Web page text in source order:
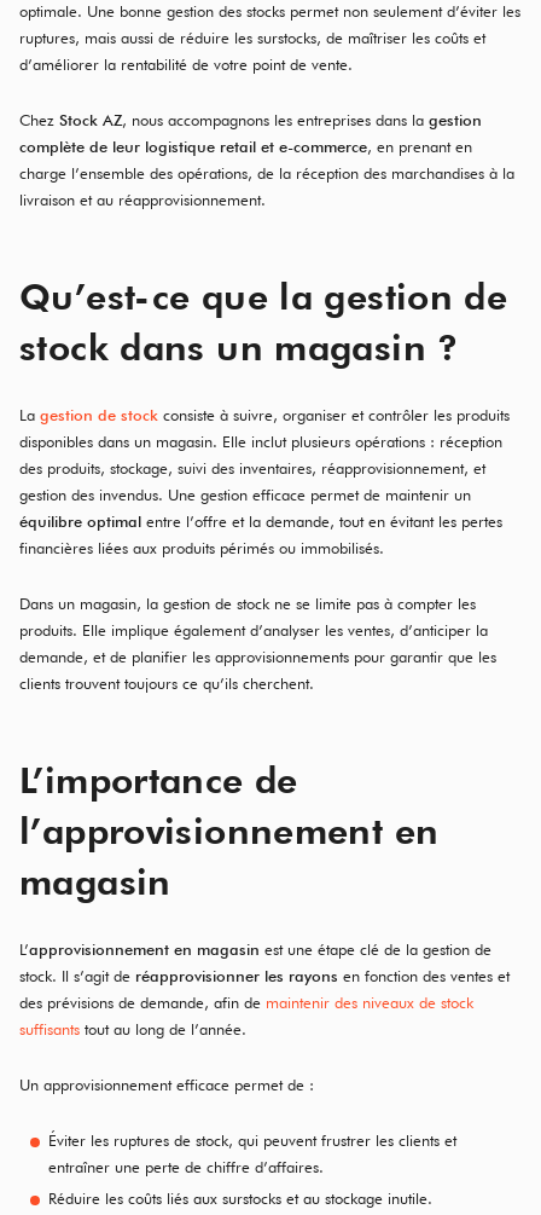
optimale. Une bonne gestion des stocks permet non seulement d’éviter les
ruptures, mais aussi de réduire les surstocks, de maîtriser les coûts et
d’améliorer la rentabilité de votre point de vente.
Chez Stock AZ, nous accompagnons les entreprises dans la gestion
complète de leur logistique retail et e-commerce, en prenant en
charge l’ensemble des opérations, de la réception des marchandises à la
livraison et au réapprovisionnement.
Qu’est-ce que la gestion de
stock dans un magasin ?
La gestion de stock consiste à suivre, organiser et contrôler les produits
disponibles dans un magasin. Elle inclut plusieurs opérations : réception
des produits, stockage, suivi des inventaires, réapprovisionnement, et
gestion des invendus. Une gestion efficace permet de maintenir un
équilibre optimal entre l’offre et la demande, tout en évitant les pertes
financières liées aux produits périmés ou immobilisés.
Dans un magasin, la gestion de stock ne se limite pas à compter les
produits. Elle implique également d’analyser les ventes, d’anticiper la
demande, et de planifier les approvisionnements pour garantir que les
clients trouvent toujours ce qu’ils cherchent.
L’importance de
l’approvisionnement en
magasin
L’approvisionnement en magasin est une étape clé de la gestion de
stock. Il s’agit de réapprovisionner les rayons en fonction des ventes et
des prévisions de demande, afin de maintenir des niveaux de stock
suffisants tout au long de l’année.
Un approvisionnement efficace permet de :
Éviter les ruptures de stock, qui peuvent frustrer les clients et
entraîner une perte de chiffre d’affaires.
Réduire les coûts liés aux surstocks et au stockage inutile.